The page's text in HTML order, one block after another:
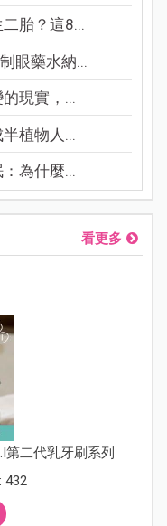
胎？這8...
眼藥水納...
現實，...
植物人...
為什麼...
看更多
第二代乳牙刷系列
432